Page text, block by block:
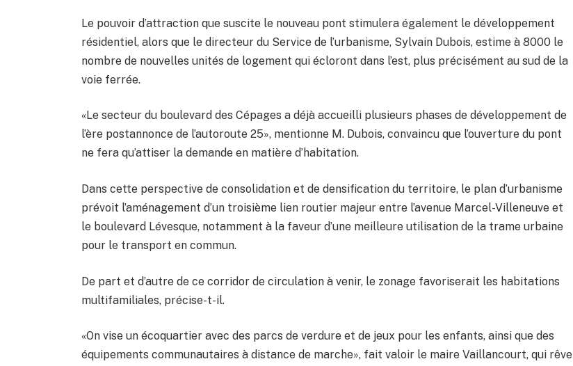
Le pouvoir d’attraction que suscite le nouveau pont stimulera également le développement
résidentiel, alors que le directeur du Service de l’urbanisme, Sylvain Dubois, estime à 8000 le
nombre de nouvelles unités de logement qui écloront dans l’est, plus précisément au sud de la
voie ferrée.
«Le secteur du boulevard des Cépages a déjà accueilli plusieurs phases de développement de
l’ère postannonce de l’autoroute 25», mentionne M. Dubois, convaincu que l’ouverture du pont
ne fera qu’attiser la demande en matière d’habitation.
Dans cette perspective de consolidation et de densification du territoire, le plan d’urbanisme
prévoit l’aménagement d’un troisième lien routier majeur entre l’avenue Marcel-Villeneuve et
le boulevard Lévesque, notamment à la faveur d’une meilleure utilisation de la trame urbaine
pour le transport en commun.
De part et d’autre de ce corridor de circulation à venir, le zonage favoriserait les habitations
multifamiliales, précise-t-il.
«On vise un écoquartier avec des parcs de verdure et de jeux pour les enfants, ainsi que des
équipements communautaires à distance de marche», fait valoir le maire Vaillancourt, qui rêve